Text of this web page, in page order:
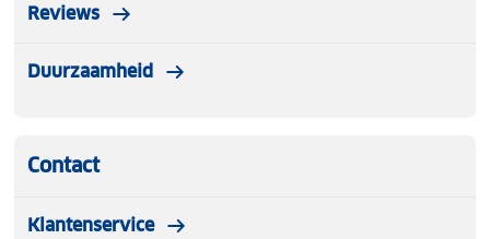
Reviews
Duurzaamheid
Contact
Klantenservice